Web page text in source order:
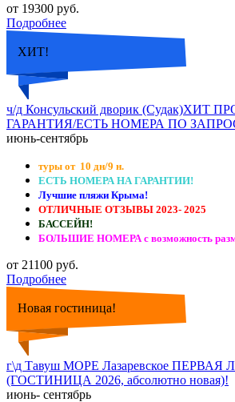
от 19300 руб.
Подробнее
ХИТ!
ч/д Консульский дворик (Судак)ХИТ
ГАРАНТИЯ/ЕСТЬ НОМЕРА ПО
июнь-сентябрь
туры от 10 дн/9 н.
ЕСТЬ НОМЕРА НА ГАРАНТИИ!
Лучшие пляжи Крыма!
ОТЛИЧНЫЕ ОТЗЫВЫ 2023- 2025
БАССЕЙН!
БОЛЬШИЕ НОМЕРА с возможность
от 21100 руб.
Подробнее
Новая гостиница!
г\д Тавуш МОРЕ Лазаревское ПЕРВАЯ
(ГОСТИНИЦА 2026, абсолютно новая)!
июнь- сентябрь